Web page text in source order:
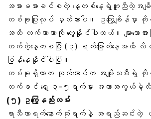
အစားမစားခင်စတဲ့ နေ့တစ်နေ့ရဲ့တူညီတဲ့
တစ်ခုပြုလုပ် မှတ်သားပါ။ ဥကြွေချိန်
အထိ တက်လာတာကို တွေ့နိုင်ပါတယ်။ များသ
တက်တဲ့နေ့ကစပြီး (၃) ရက်မြောက်နေ့အထိ လိ
ပြန်နေနိုင်ပါပြီ။
တစ်ခုရှိတာက သုက်ကောင်က အမျိုးသမီး
တက်ခင် ရှေ့ ၃-၅ရက်မှာ အကာအကွယ်မဲ့
(၅) ဥကြွေနည်းလမ်း
ရာသီလာရက်နောက်ဆုံးရက်နဲ့ အရည်ဆင်းတဲ့